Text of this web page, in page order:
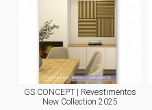
GS CONCEPT | Revestimentos
New Collection 2025